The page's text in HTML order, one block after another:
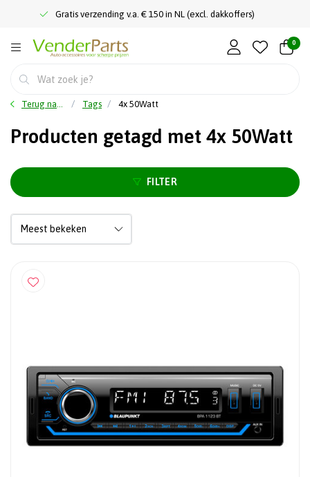
Gratis verzending v.a. € 150 in NL (excl. dakkoffers)
0
Terug naar home Tags 4x 50Watt
Producten getagd met 4x 50Watt
FILTER